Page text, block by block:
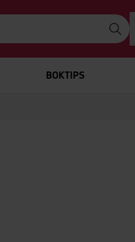
BOKTIPS